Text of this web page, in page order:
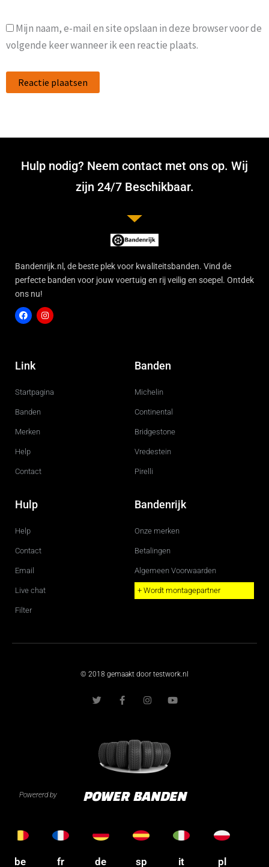
Mijn naam, e-mail en site opslaan in deze browser voor de
volgende keer wanneer ik een reactie plaats.
Hulp nodig? Neem contact met ons op. Wij
zijn 24/7 Beschikbaar.
Bandenrijk.nl, de beste plek voor kwaliteitsbanden. Vind de
perfecte banden voor jouw voertuig en rij veilig en soepel. Ontdek
ons nu!
c
e
o
g
r
Link
Startpagina
Banden
Merken
Help
Contact
Banden
Michelin
Continental
Bridgestone
Vredestein
Pirelli
Hulp
Help
Contact
Email
Live chat
Filter
Bandenrijk
Onze merken
Betalingen
Algemeen Voorwaarden
+ Wordt montagepartner
© 2018 gemaakt door testwork.nl
w
i
a
c
o
k
-
f
n
s
r
a
m
o
u
Powererd by POWER BANDEN
be fr de sp it pl